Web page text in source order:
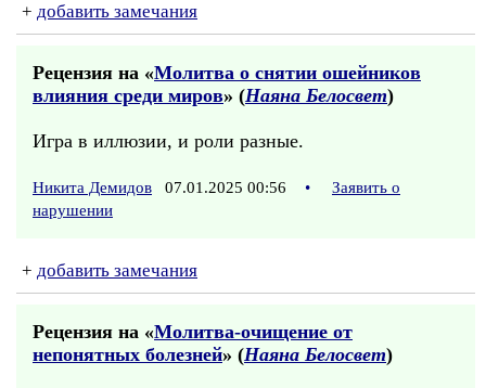
+ добавить замечания
Рецензия на «Молитва о снятии ошейников
влияния среди миров» (Наяна Белосвет)
Игра в иллюзии, и роли разные.
Никита Демидов 07.01.2025 00:56 •
Заявить о
нарушении
+ добавить замечания
Рецензия на «Молитва-очищение от
непонятных болезней» (Наяна Белосвет)